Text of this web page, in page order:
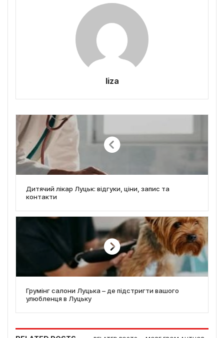
liza
Дитячий лікар Луцьк: відгуки, ціни, запис та
контакти
Грумінг салони Луцька – де підстригти вашого
улюбленця в Луцьку